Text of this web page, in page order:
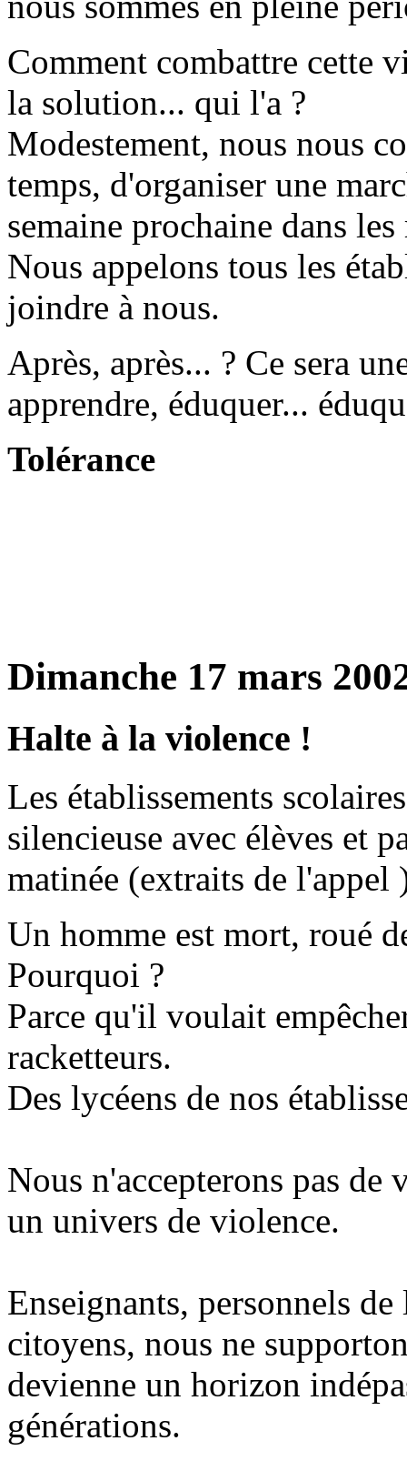
Comment combattre cette
la solution... qui l'a ?
Modestement, nous nous
temps, d'organiser une
semaine prochaine dans
Nous appelons tous les
joindre à nous.
Après, après... ? Ce sera
apprendre, éduquer...
Tolérance
Dimanche 17 mars
Halte à la violence !
Les établissements
silencieuse avec élèves et
matinée (extraits de l'appel
Un homme est mort, roué
Pourquoi ?
Parce qu'il voulait
racketteurs.
Des lycéens de nos
Nous n'accepterons pas de
un univers de violence.
Enseignants, personnels
citoyens, nous ne
devienne un horizon
générations.